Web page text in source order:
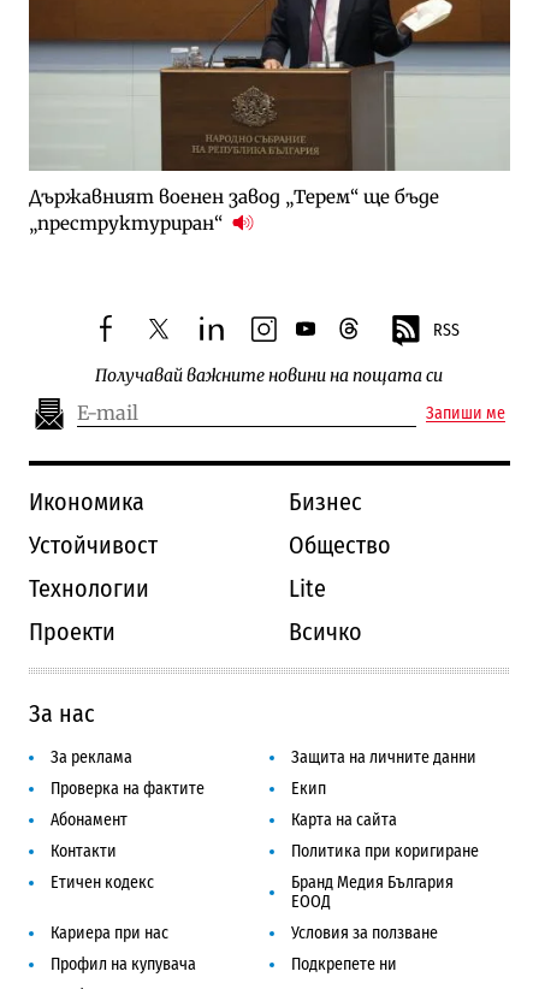
Държавният военен завод „Терем“ ще бъде
„преструктуриран“
facebooktwitterlinkedininstagram
youtubethreads RSS
Получавай важните новини на пощата си
Запиши ме
Икономика
Бизнес
Устойчивост
Общество
Технологии
Lite
Проекти
Всичко
За нас
За реклама
Защита на личните данни
Проверка на фактите
Екип
Абонамент
Карта на сайта
Контакти
Политика при коригиране
Етичен кодекс
Бранд Медия България
ЕООД
Кариера при нас
Условия за ползване
Профил на купувача
Подкрепете ни